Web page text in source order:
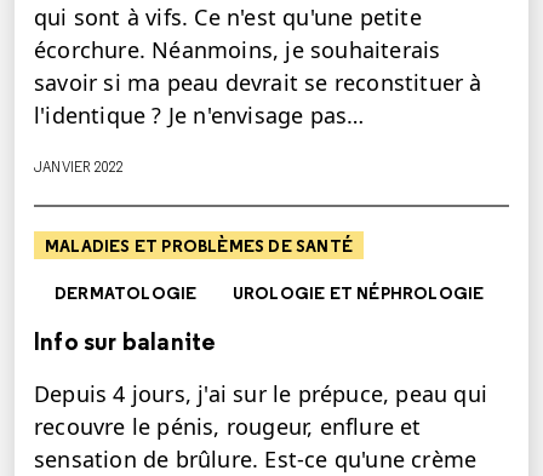
qui sont à vifs. Ce n'est qu'une petite
écorchure. Néanmoins, je souhaiterais
savoir si ma peau devrait se reconstituer à
l'identique ? Je n'envisage pas…
JANVIER 2022
MALADIES ET PROBLÈMES DE SANTÉ
DERMATOLOGIE UROLOGIE ET NÉPHROLOGIE
Info sur balanite
Depuis 4 jours, j'ai sur le prépuce, peau qui
recouvre le pénis, rougeur, enflure et
sensation de brûlure. Est-ce qu'une crème